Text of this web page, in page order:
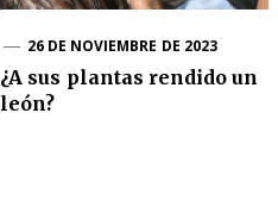
26 DE NOVIEMBRE DE 2023
¿A sus plantas rendido un
león?